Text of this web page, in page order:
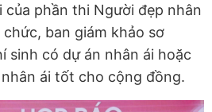
của phần thi Người đẹp nhân
ban giám khảo sơ
sinh có dự án nhân ái hoặc
ái tốt cho cộng đồng.